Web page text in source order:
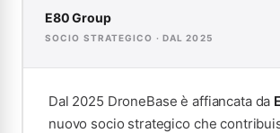
E80 Group
SOCIO STRATEGICO · DAL 2025
Dal 2025 DroneBase è affiancata da
nuovo socio strategico che